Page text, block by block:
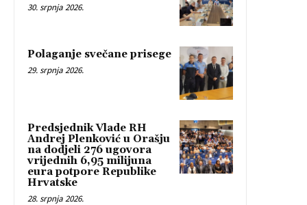
30. srpnja 2026.
Polaganje svečane prisege
29. srpnja 2026.
Predsjednik Vlade RH
Andrej Plenković u Orašju
na dodjeli 276 ugovora
vrijednih 6,95 milijuna
eura potpore Republike
Hrvatske
28. srpnja 2026.